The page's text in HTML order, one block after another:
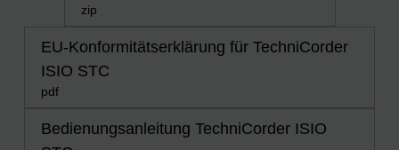
zip
EU-Konformitätserklärung für TechniCorder
ISIO STC
pdf
Bedienungsanleitung TechniCorder ISIO